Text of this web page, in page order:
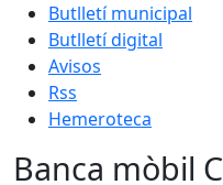
Butlletí municipal
Butlletí digital
Avisos
Rss
Hemeroteca
Banca mòbil